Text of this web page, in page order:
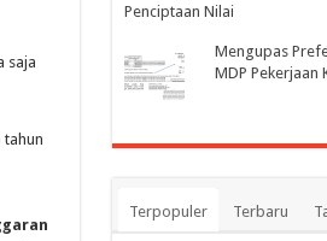
saja
tahun
Penciptaan Nilai
Mengupas
MDP Pekerjaan
Terpopuler Terbaru